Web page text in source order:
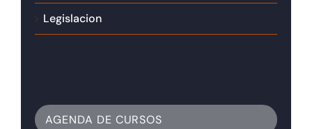
Legislacion
AGENDA DE CURSOS